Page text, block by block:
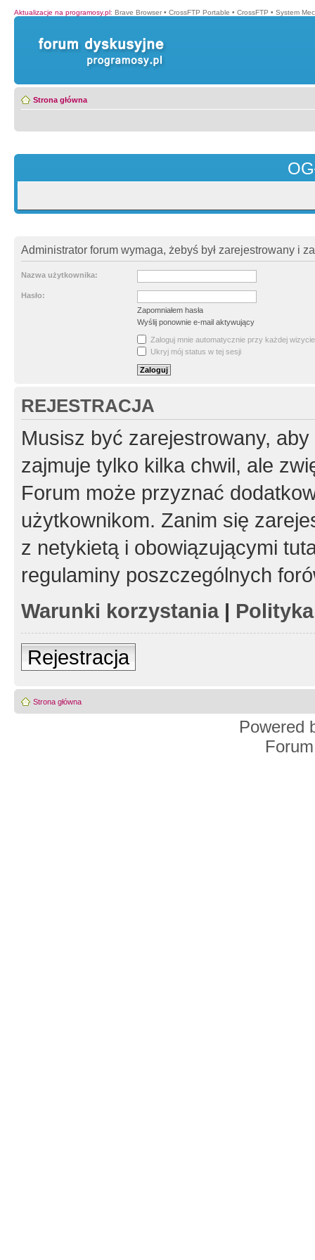
Aktualizacje na programosy.pl: Brave Browser • CrossFTP Portable • CrossFTP • System
Strona główna
Administrator forum wymaga, żebyś był zarejestrowany i
Nazwa użytkownika:
Hasło:
Zapomniałem hasła
Wyślij ponownie e-mail aktywujący
Zaloguj mnie automatycznie przy każdej wizycie
Ukryj mój status w tej sesji
REJESTRACJA
Musisz być zarejestrowany,
zajmuje tylko kilka chwil, ale
Forum może przyznać
użytkownikom. Zanim się
z netykietą i obowiązującymi
regulaminy poszczególnych
Warunki korzystania|
Rejestracja
Strona główna
Powered